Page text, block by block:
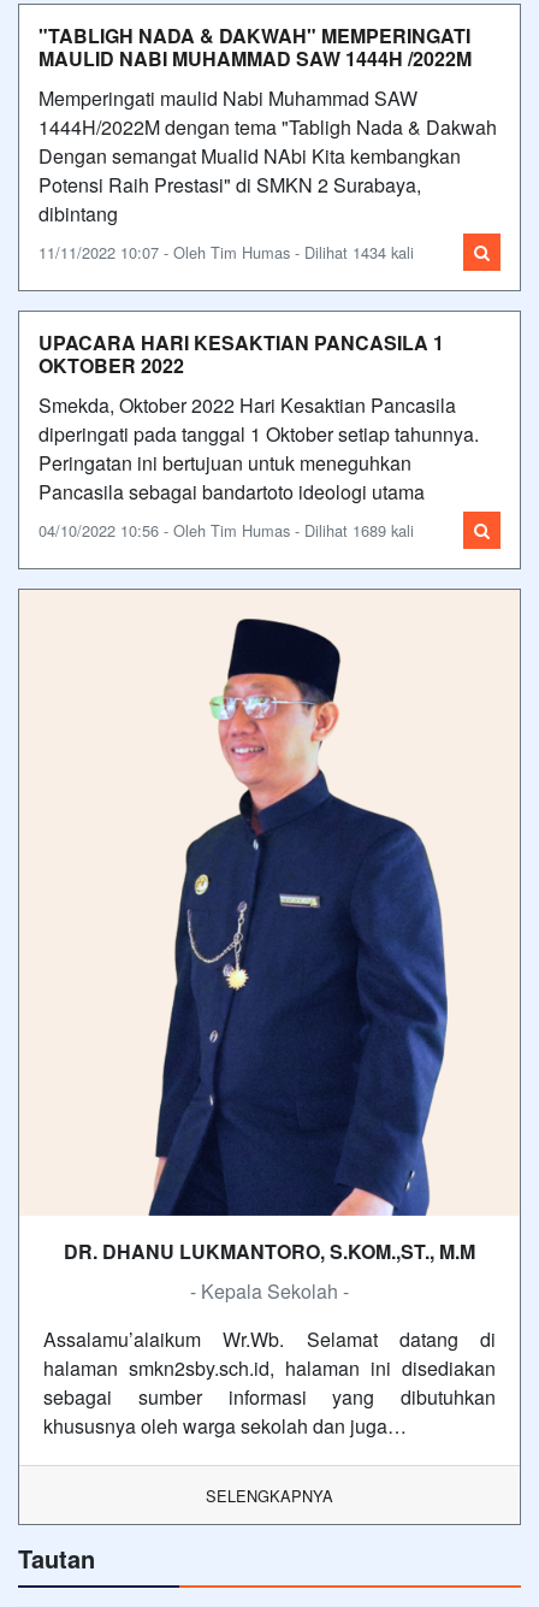
"TABLIGH NADA & DAKWAH" MEMPERINGATI
MAULID NABI MUHAMMAD SAW 1444H /2022M
Memperingati maulid Nabi Muhammad SAW
1444H/2022M dengan tema "Tabligh Nada & Dakwah
Dengan semangat Mualid NAbi Kita kembangkan
Potensi Raih Prestasi" di SMKN 2 Surabaya,
dibintang
11/11/2022 10:07 - Oleh Tim Humas - Dilihat 1434 kali
UPACARA HARI KESAKTIAN PANCASILA 1
OKTOBER 2022
Smekda, Oktober 2022 Hari Kesaktian Pancasila
diperingati pada tanggal 1 Oktober setiap tahunnya.
Peringatan ini bertujuan untuk meneguhkan
Pancasila sebagai bandartoto ideologi utama
04/10/2022 10:56 - Oleh Tim Humas - Dilihat 1689 kali
DR. DHANU LUKMANTORO, S.KOM.,ST., M.M
- Kepala Sekolah -
Assalamu’alaikum Wr.Wb. Selamat datang di
halaman smkn2sby.sch.id, halaman ini disediakan
sebagai sumber informasi yang dibutuhkan
khususnya oleh warga sekolah dan juga…
SELENGKAPNYA
Tautan